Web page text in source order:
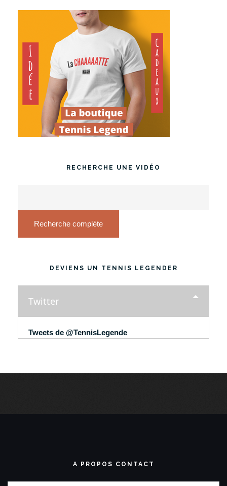
RECHERCHE UNE VIDÉO
Recherche complète
DEVIENS UN TENNIS LEGENDER
Twitter
Tweets de @TennisLegende
A PROPOS CONTACT